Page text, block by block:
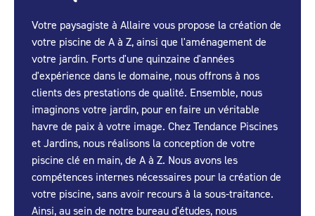
Votre paysagiste à Allaire vous propose la création de
votre piscine de A à Z, ainsi que l'aménagement de
votre jardin. Forts d'une quinzaine d'années
d'expérience dans le domaine, nous offrons à nos
clients des prestations de qualité. Ensemble, nous
imaginons votre jardin, pour en faire un véritable
havre de paix à votre image. Chez Tendance Piscines
et Jardins, nous réalisons la conception de votre
piscine clé en main, de A à Z. Nous avons les
compétences internes nécessaires pour la création de
votre piscine, sans avoir recours à la sous-traitance.
Ainsi, au sein de notre bureau d'études, nous